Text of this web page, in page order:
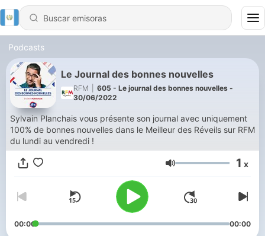
Podcasts
Le Journal des bonnes nouvelles
RFM
605 - Le journal des bonnes nouvelles -
30/06/2022
Sylvain Planchais vous présente son journal avec uniquement
100% de bonnes nouvelles dans le Meilleur des Réveils sur RFM
du lundi au vendredi !
Volumen 1 x
00:00 00:00